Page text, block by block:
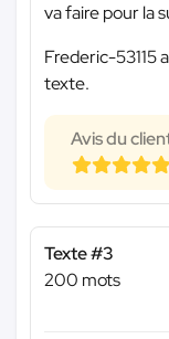
va faire pour la
Frederic-53115
texte.
Avis du
Texte #3
200 mots